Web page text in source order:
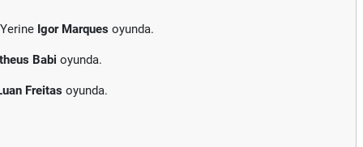
Igor Marques oyunda.
Babi oyunda.
Freitas oyunda.